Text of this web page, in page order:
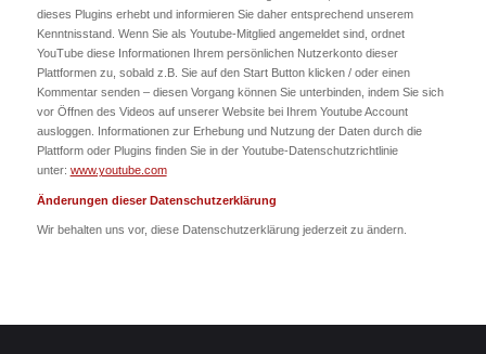
dieses Plugins erhebt und informieren Sie daher entsprechend unserem
Kenntnisstand. Wenn Sie als Youtube-Mitglied angemeldet sind, ordnet
YouTube diese Informationen Ihrem persönlichen Nutzerkonto dieser
Plattformen zu, sobald z.B. Sie auf den Start Button klicken / oder einen
Kommentar senden – diesen Vorgang können Sie unterbinden, indem Sie sich
vor Öffnen des Videos auf unserer Website bei Ihrem Youtube Account
ausloggen. Informationen zur Erhebung und Nutzung der Daten durch die
Plattform oder Plugins finden Sie in der Youtube-Datenschutzrichtlinie
unter: www.youtube.com
Änderungen dieser Datenschutzerklärung
Wir behalten uns vor, diese Datenschutzerklärung jederzeit zu ändern.